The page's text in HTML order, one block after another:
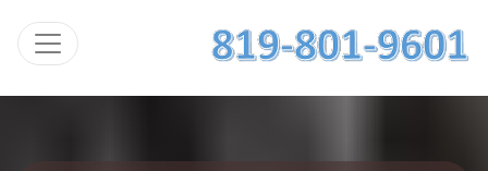
Toggle navigation